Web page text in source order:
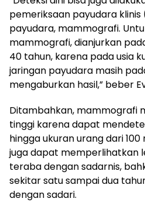
pemeriksaan payudara klinis
payudara, mammografi.
mammografi, dianjurkan
40 tahun, karena pada usia
jaringan payudara masih
mengaburkan hasil,” beber
Ditambahkan, mammografi
tinggi karena dapat
hingga ukuran urang dari
juga dapat memperlihatkan
teraba dengan sadarnis,
sekitar satu sampai dua
dengan sadari.